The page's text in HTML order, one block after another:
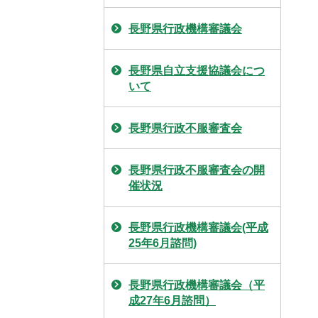
長野県行政機構審議会
長野県自立支援協議会につ
いて
長野県行政不服審査会
長野県行政不服審査会の開
催状況
長野県行政機構審議会(平成
25年6月諮問)
長野県行政機構審議会（平
成27年6月諮問）